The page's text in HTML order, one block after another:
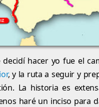
decidí hacer yo fue el
, y la ruta a seguir y
La historia es
haré un inciso para